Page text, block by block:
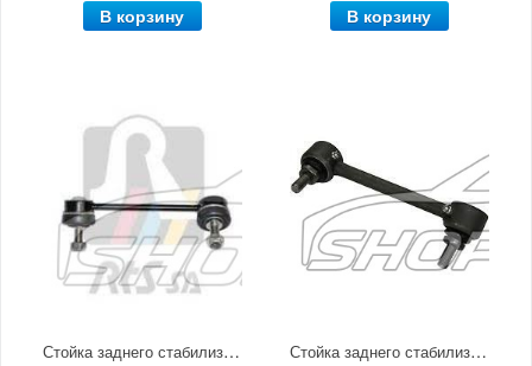
В корзину В корзину
Стойка заднего стабилизатора правая Mazda CX-5 (2011-по н.в) RTS Стойка заднего стабилизатора левая Mazda CX-5 (2011-по н.в)